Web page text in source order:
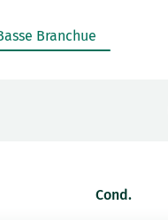
Branchue
Cond.